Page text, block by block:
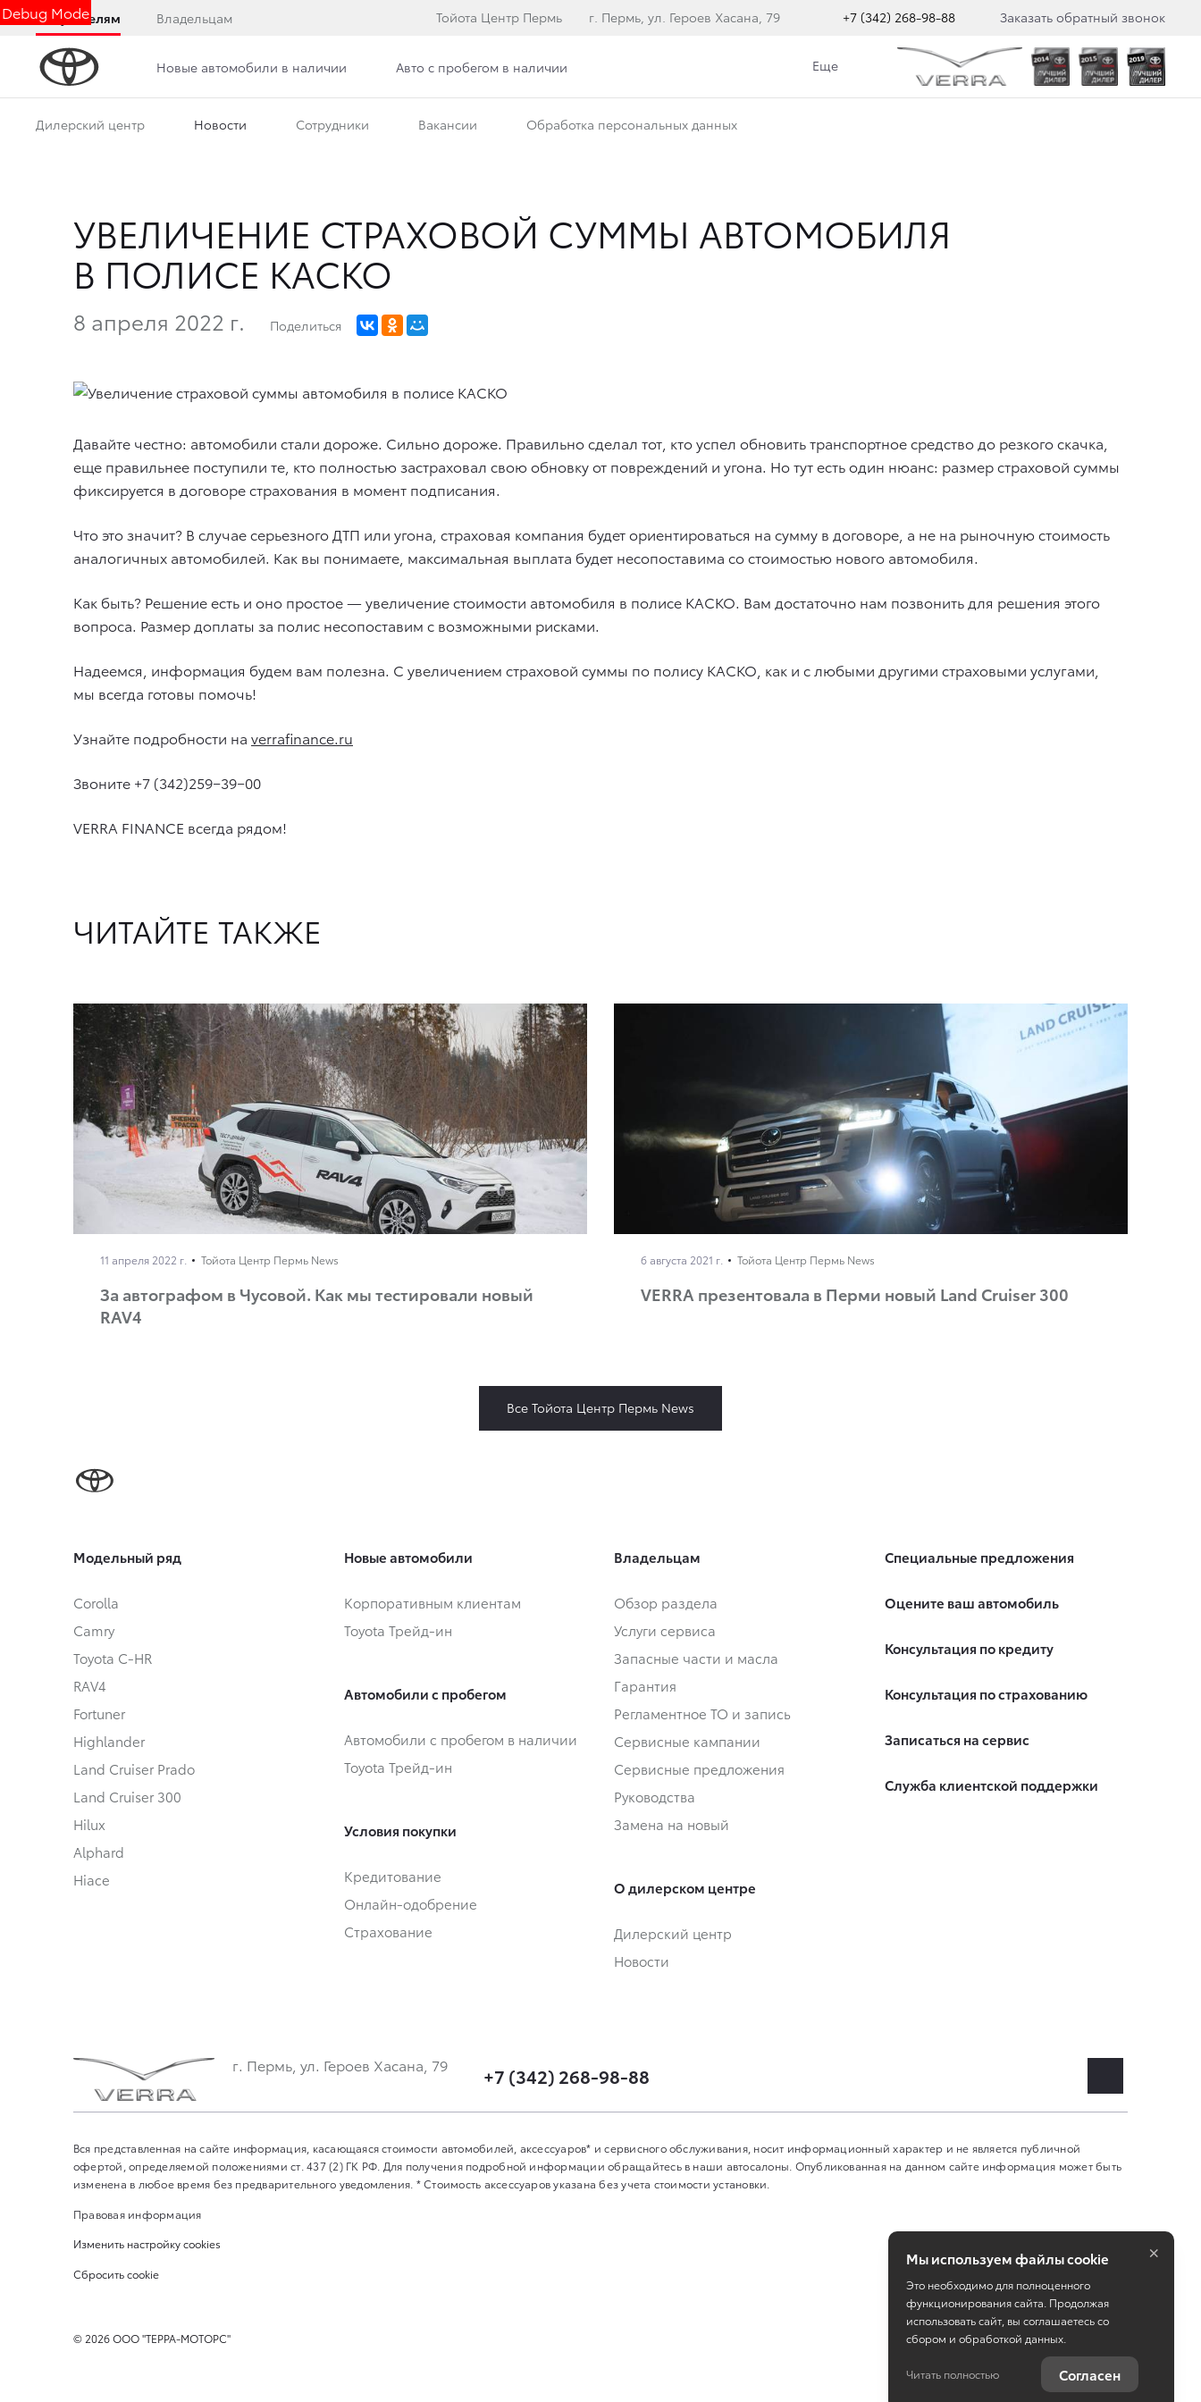
Debug Mode
Покупателям Владельцам Тойота Центр Пермь г. Пермь, ул. Героев Хасана, 79 +7 (342) 268-98-88 Заказать обратный звонок
Новые автомобили в наличии Авто с пробегом в наличии Еще
Дилерский центр Новости Сотрудники Вакансии Обработка персональных данных
УВЕЛИЧЕНИЕ СТРАХОВОЙ СУММЫ АВТОМОБИЛЯ
В ПОЛИСЕ КАСКО
8 апреля 2022 г. Поделиться
Давайте честно: автомобили стали дороже. Сильно дороже. Правильно сделал тот, кто успел обновить транспортное средство до резкого скачка,
еще правильнее поступили те, кто полностью застраховал свою обновку от повреждений и угона. Но тут есть один нюанс: размер страховой суммы
фиксируется в договоре страхования в момент подписания.
Что это значит? В случае серьезного ДТП или угона, страховая компания будет ориентироваться на сумму в договоре, а не на рыночную стоимость
аналогичных автомобилей. Как вы понимаете, максимальная выплата будет несопоставима со стоимостью нового автомобиля.
Как быть? Решение есть и оно простое — увеличение стоимости автомобиля в полисе КАСКО. Вам достаточно нам позвонить для решения этого
вопроса. Размер доплаты за полис несопоставим с возможными рисками.
Надеемся, информация будем вам полезна. С увеличением страховой суммы по полису КАСКО, как и с любыми другими страховыми услугами,
мы всегда готовы помочь!
Узнайте подробности на verrafinance.ru
Звоните +7 (342)259−39−00
VERRA FINANCE всегда рядом!
ЧИТАЙТЕ ТАКЖЕ
11 апреля 2022 г. Тойота Центр Пермь News
За автографом в Чусовой. Как мы тестировали новый
RAV4
6 августа 2021 г. Тойота Центр Пермь News
VERRA презентовала в Перми новый Land Cruiser 300
Все Тойота Центр Пермь News
Модельный ряд
Corolla
Camry
Toyota C-HR
RAV4
Fortuner
Highlander
Land Cruiser Prado
Land Cruiser 300
Hilux
Alphard
Hiace
Новые автомобили
Корпоративным клиентам
Toyota Трейд-ин
Автомобили с пробегом
Автомобили с пробегом в наличии
Toyota Трейд-ин
Условия покупки
Кредитование
Онлайн-одобрение
Страхование
Владельцам
Обзор раздела
Услуги сервиса
Запасные части и масла
Гарантия
Регламентное ТО и запись
Сервисные кампании
Сервисные предложения
Руководства
Замена на новый
О дилерском центре
Дилерский центр
Новости
Специальные предложения
Оцените ваш автомобиль
Консультация по кредиту
Консультация по страхованию
Записаться на сервис
Служба клиентской поддержки
г. Пермь, ул. Героев Хасана, 79 +7 (342) 268-98-88
Вся представленная на сайте информация, касающаяся стоимости автомобилей, аксессуаров* и сервисного обслуживания, носит информационный характер и не является публичной
офертой, определяемой положениями ст. 437 (2) ГК РФ. Для получения подробной информации обращайтесь в наши автосалоны. Опубликованная на данном сайте информация может быть
изменена в любое время без предварительного уведомления. * Стоимость аксессуаров указана без учета стоимости установки.
Правовая информация
Изменить настройку cookies
Сбросить cookie
© 2026ООО "ТЕРРА-МОТОРС" Работает на технологиях
Мы используем файлы cookie
Это необходимо для полноценного
функционирования сайта. Продолжая
использовать сайт, вы соглашаетесь со
сбором и обработкой данных.
Читать полностью Согласен
×